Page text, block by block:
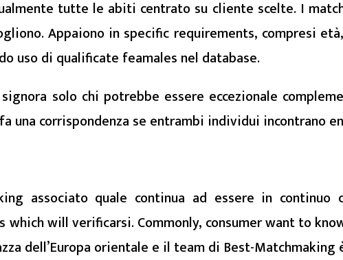
tutte le abiti centrato su cliente scelte. I
Appaiono in specific requirements, compresi
uso di qualificate feamales nel database.
solo chi potrebbe essere eccezionale
una corrispondenza se entrambi individui incontrano
associato quale continua ad essere in
will verificarsi. Commonly, consumer want to
dell’Europa orientale e il team di Best-